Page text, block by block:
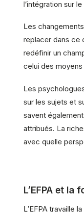
l’intégration sur
Les
replacer dans ce
redéfinir un
celui des
Les
sur les sujets et
savent
attribués. La
avec quelle
L’EFPA et
L’EFPA travaille